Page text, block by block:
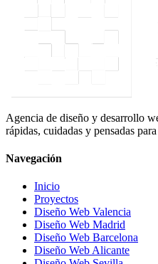
Agencia de diseño y desarrollo
rápidas, cuidadas y pensadas
Navegación
Inicio
Proyectos
Diseño Web Valencia
Diseño Web Madrid
Diseño Web Barcelona
Diseño Web Alicante